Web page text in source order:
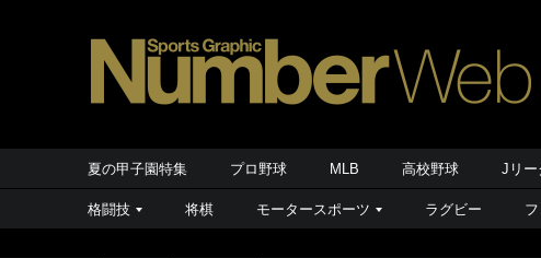
夏の甲子園特集 プロ野球 MLB 高校野球 Jリー
格闘技 将棋 モータースポーツ ラグビー